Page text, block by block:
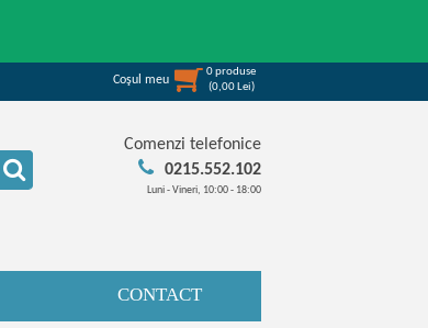
Coşul meu
0produse
(0,00 Lei)
Comenzi telefonice
0215.552.102
Luni - Vineri, 10:00 - 18:00
CONTACT